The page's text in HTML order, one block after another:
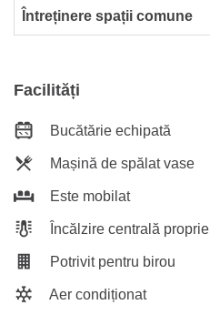
Întreținere spații comune
Facilități
Bucătărie echipată
Mașină de spălat vase
Este mobilat
Încălzire centrală proprie
Potrivit pentru birou
Aer condiționat